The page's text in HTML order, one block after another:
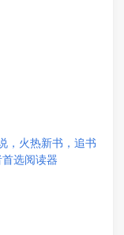
，火热新书，追书
选阅读器